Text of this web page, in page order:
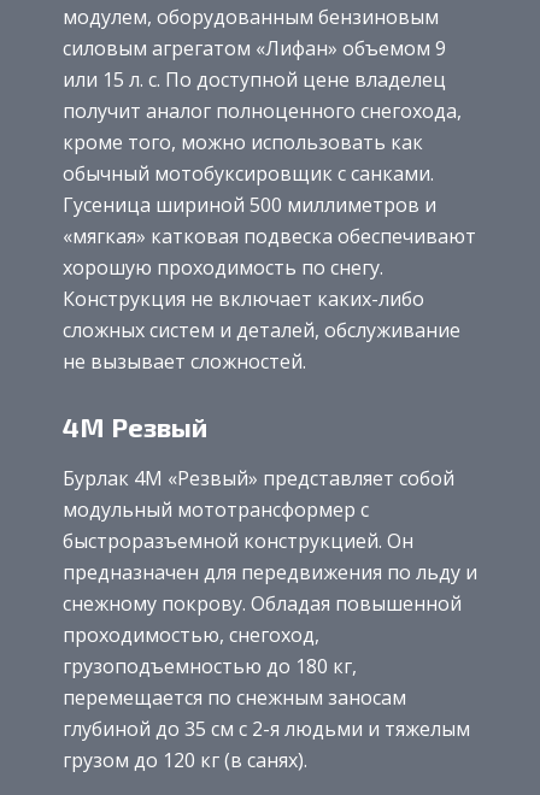
модулем, оборудованным бензиновым
силовым агрегатом «Лифан» объемом 9
или 15 л. с. По доступной цене владелец
получит аналог полноценного снегохода,
кроме того, можно использовать как
обычный мотобуксировщик с санками.
Гусеница шириной 500 миллиметров и
«мягкая» катковая подвеска обеспечивают
хорошую проходимость по снегу.
Конструкция не включает каких-либо
сложных систем и деталей, обслуживание
не вызывает сложностей.
4М Резвый
Бурлак 4М «Резвый» представляет собой
модульный мототрансформер с
быстроразъемной конструкцией. Он
предназначен для передвижения по льду и
снежному покрову. Обладая повышенной
проходимостью, снегоход,
грузоподъемностью до 180 кг,
перемещается по снежным заносам
глубиной до 35 см с 2-я людьми и тяжелым
грузом до 120 кг (в санях).